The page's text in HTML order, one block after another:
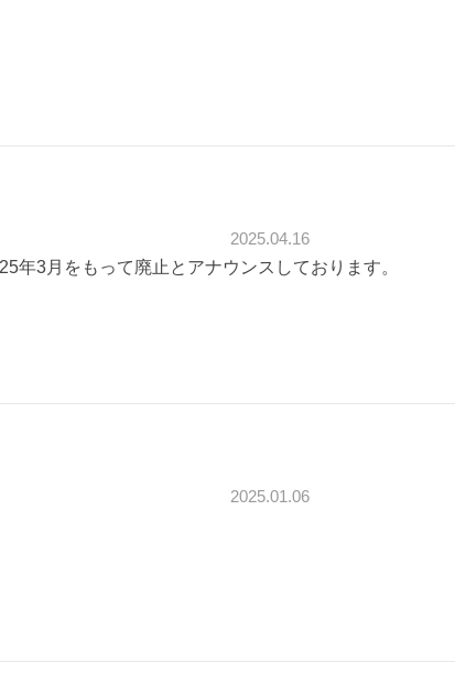
2025.04.16
年3月をもって廃止とアナウンスしております。
2025.01.06